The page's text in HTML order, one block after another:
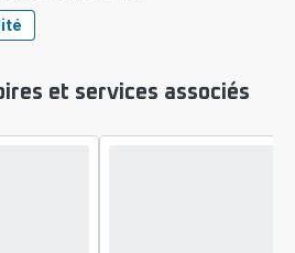
et services associés